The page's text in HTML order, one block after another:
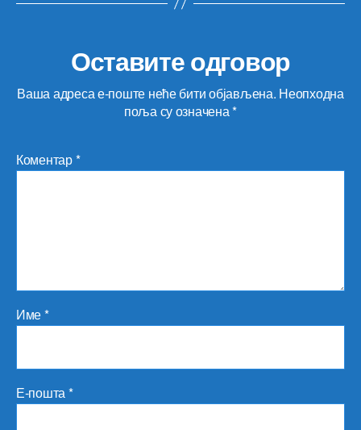
Оставите одговор
Ваша адреса е-поште неће бити објављена. Неопходна
поља су означена*
Коментар*
Име*
Е-пошта*